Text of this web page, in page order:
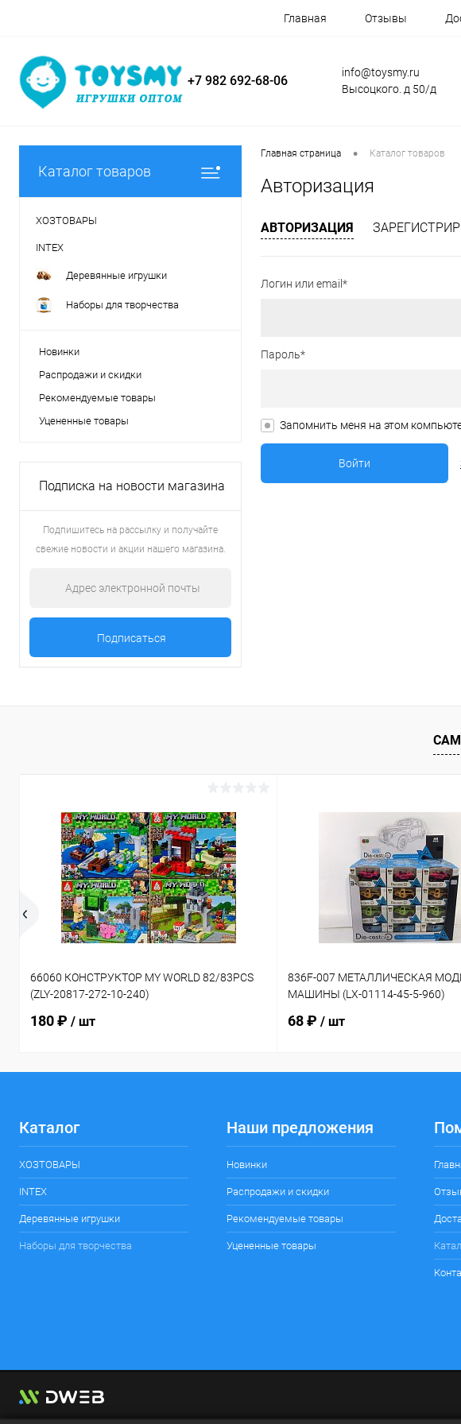
Главная Отзывы
+7 982 692-68-06
info@toysmy.ru
Высоцкого. д 50/д
Каталог товаров
ХОЗТОВАРЫ
INTEX
Деревянные игрушки
Наборы для творчества
Новинки
Распродажи и скидки
Рекомендуемые товары
Уцененные товары
Подписка на новости магазина
Подпишитесь на рассылку и получайте
свежие новости и акции нашего магазина.
Главная страница • Каталог товаров
Авторизация
АВТОРИЗАЦИЯ
Логин или email*
Пароль*
Запомнить меня на этом
66060 КОНСТРУКТОР MY WORLD 82/83PCS
(ZLY-20817-272-10-240)
180 ₽ / шт
836F-007 МЕТАЛЛИЧЕСКАЯ
МАШИНЫ (LX-01114-45-5-960)
68 ₽ / шт
Каталог
ХОЗТОВАРЫ
INTEX
Деревянные игрушки
Наборы для творчества
Наши предложения
Новинки
Распродажи и скидки
Рекомендуемые товары
Уцененные товары